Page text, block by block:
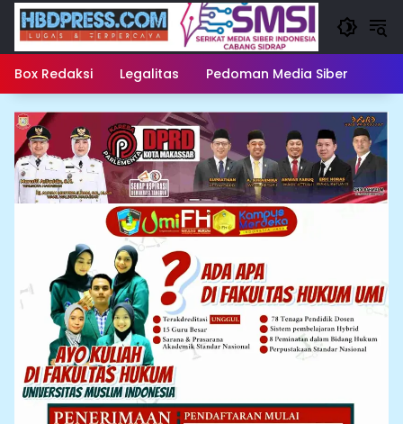
Langsung
konten
Box Redaksi Legalitas Pedoman Media Siber